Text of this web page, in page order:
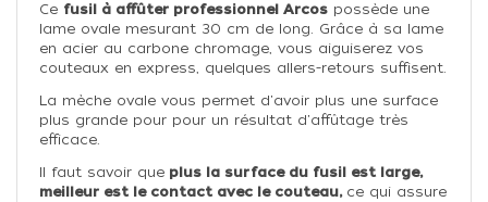
Ce fusil à affûter professionnel Arcos possède une
lame ovale mesurant 30 cm de long. Grâce à sa lame
en acier au carbone chromage, vous aiguiserez vos
couteaux en express, quelques allers-retours suffisent.
La mèche ovale vous permet d'avoir plus une surface
plus grande pour pour un résultat d'affûtage très
efficace.
Il faut savoir que plus la surface du fusil est large,
meilleur est le contact avec le couteau, ce qui assure